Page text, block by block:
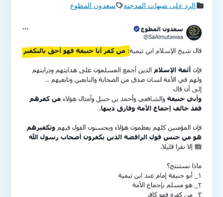
الرد على شبهات المدجنة سعدون المطوع